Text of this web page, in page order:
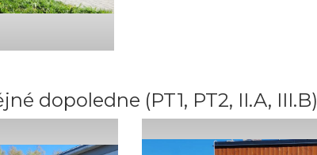
dopoledne (PT1, PT2, II.A, III.B)